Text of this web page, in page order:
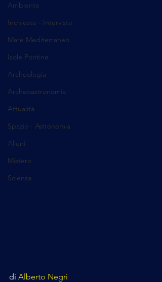
Ambiente
Inchieste - Interviste
Mare Mediterraneo
Isole Pontine
Archeologia
Archeoastronomia
Attualità
Spazio - Astronomia
Alieni
Mistero
Scienza
di Alberto Negri